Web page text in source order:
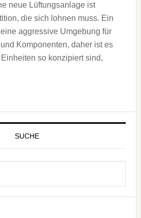
neue Lüftungsanlage ist
die sich lohnen muss. Ein
aggressive Umgebung für
Komponenten, daher ist es
so konzipiert sind,
SUCHE